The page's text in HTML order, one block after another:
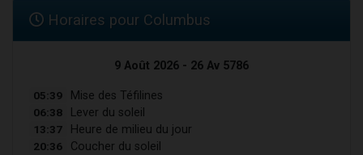
Horaires pour Columbus
9 Août 2026 - 26 Av 5786
05:39 Mise des Téfilines
06:38 Lever du soleil
13:37 Heure de milieu du jour
20:36 Coucher du soleil